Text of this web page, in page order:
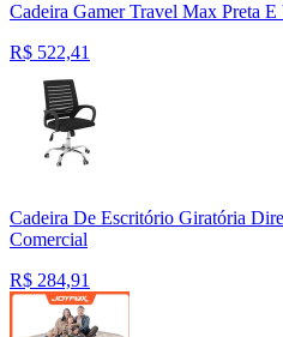
Cadeira Gamer Travel Max Preta E
R$ 522,41
Cadeira De Escritório Giratória
Comercial
R$ 284,91